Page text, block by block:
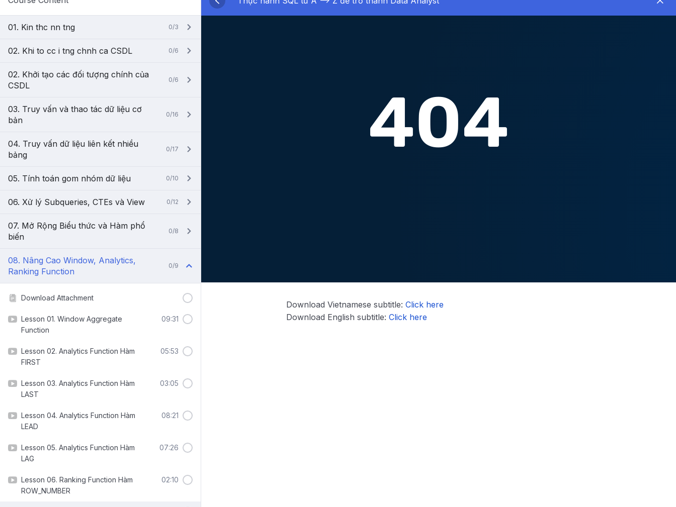
01. Kin thc nn tng 0/3
02. Khi to cc i tng chnh ca CSDL 0/6
02. Khởi tạo các đối tượng chính của
CSDL
0/6
03. Truy vấn và thao tác dữ liệu cơ
bản
0/16
04. Truy vấn dữ liệu liên kết nhiều
bảng
0/17
05. Tính toán gom nhóm dữ liệu 0/10
06. Xử lý Subqueries, CTEs và View 0/12
07. Mở Rộng Biểu thức và Hàm phổ
biến
0/8
08. Nâng Cao Window, Analytics,
Ranking Function
0/9
Download Attachment
Lesson 01. Window Aggregate
Function
09:31
Lesson 02. Analytics Function Hàm
FIRST
05:53
Lesson 03. Analytics Function Hàm
LAST
03:05
Lesson 04. Analytics Function Hàm
LEAD
08:21
Lesson 05. Analytics Function Hàm
LAG
07:26
Lesson 06. Ranking Function Hàm
ROW_NUMBER
02:10
Download Vietnamese subtitle:Click here
Download English subtitle:Click here